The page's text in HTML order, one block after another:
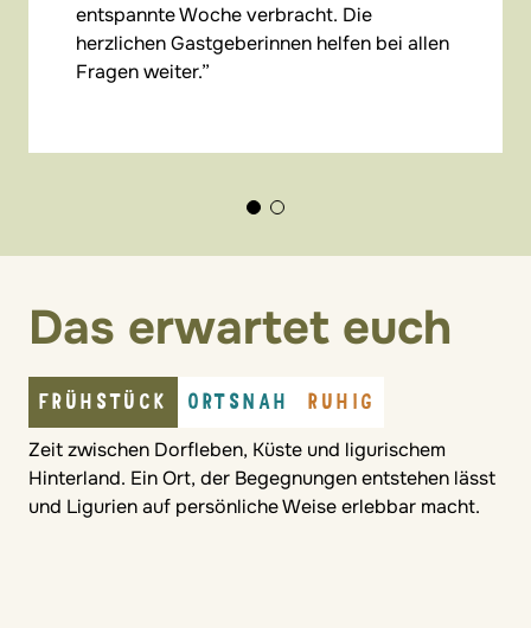
entspannte Woche verbracht. Die
herzlichen Gastgeberinnen helfen bei allen
Fragen weiter.
Das erwartet euch
FRÜHSTÜCK ORTSNAH RUHIG
Zeit zwischen Dorfleben, Küste und ligurischem
Hinterland. Ein Ort, der Begegnungen entstehen lässt
und Ligurien auf persönliche Weise erlebbar macht.